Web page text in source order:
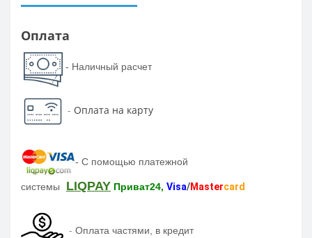
Оплата
- Наличный расчет
- Оплата на карту
- С помощью платежной
системы LIQPAY Приват24, Visa/Mastercard
- Оплата частями, в кредит